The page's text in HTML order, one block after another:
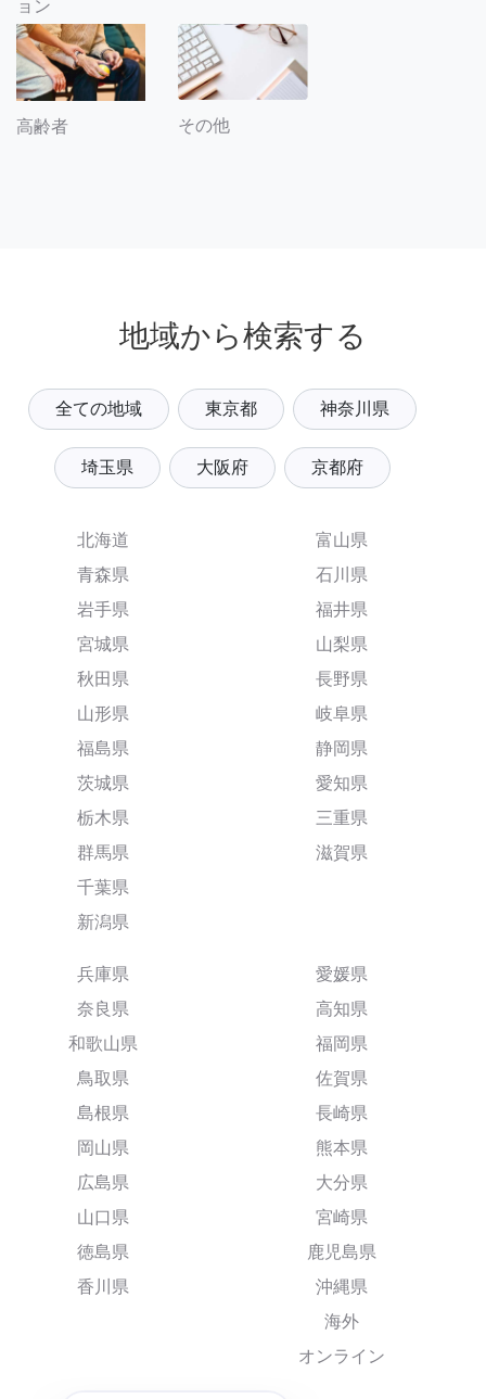
ョン
高齢者 その他
地域から検索する
全ての地域 東京都 神奈川県
埼玉県 大阪府 京都府
北海道
青森県
岩手県
宮城県
秋田県
山形県
福島県
茨城県
栃木県
群馬県
千葉県
新潟県
富山県
石川県
福井県
山梨県
長野県
岐阜県
静岡県
愛知県
三重県
滋賀県
兵庫県
奈良県
和歌山県
鳥取県
島根県
岡山県
広島県
山口県
徳島県
香川県
愛媛県
高知県
福岡県
佐賀県
長崎県
熊本県
大分県
宮崎県
鹿児島県
沖縄県
海外
オンライン